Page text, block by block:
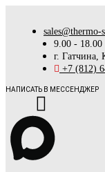
sales@thermo-
9.00 - 18.00
г. Гатчина,
+7 (812)
НАПИСАТЬ В МЕССЕНДЖЕР